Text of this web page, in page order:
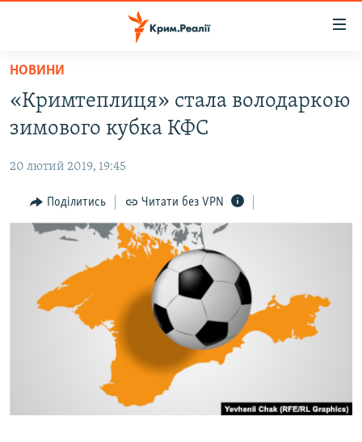
Перейти
основного
матеріалу
до
навігації
Перейти
ВОДА.КРИМ
ПОЛІТИКА
БЛОГИ
ПОГЛЯД
ВСЕ ЗА ДЕНЬ
СПЕЦПРОЕКТИ
ВІДЕОУРОКИ «ELIFBE»
СВІДЧЕННЯ ОКУПАЦІЇ
ЯК ОБІЙТИ БЛОКУВАННЯ
Qırımtatar
НОВИНИ
«Кримтеплиця» стала володаркою
зимового кубка КФС
20 лютий 2019, 19:45
Поділитись Читати без VPN